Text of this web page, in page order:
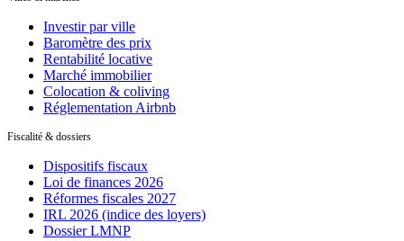
Investir par ville
Baromètre des prix
Rentabilité locative
Marché immobilier
Colocation & coliving
Réglementation Airbnb
Fiscalité & dossiers
Dispositifs fiscaux
Loi de finances 2026
Réformes fiscales 2027
IRL 2026 (indice des loyers)
Dossier LMNP